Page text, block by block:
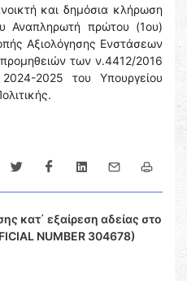
και δημόσια κλήρωση
Αναπληρωτή πρώτου (1ου)
Αξιολόγησης Ενστάσεων
των ν.4412/2016
2025 του Υπουργείου
κατ΄ εξαίρεση αδείας στο
NUMBER 304678)